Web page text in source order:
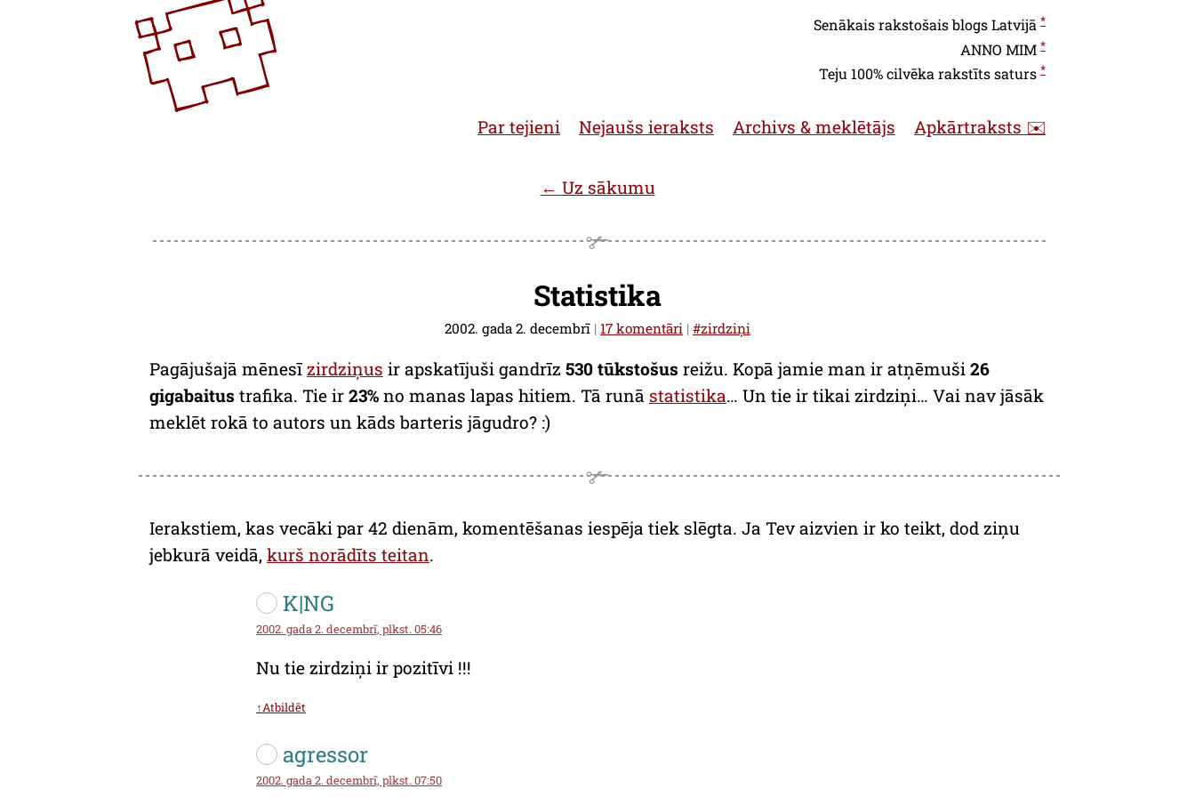
Senākais rakstošais blogs Latvijā *
ANNO MIM *
Teju 100% cilvēka rakstīts saturs *
Par tejieni Nejaušs ieraksts Archivs & meklētājs Apkārtraksts ✉️
← Uz sākumu
Statistika
2002. gada 2. decembrī | 17 komentāri | #zirdziņi
Pagājušajā mēnesīzirdziņus ir apskatījuši gandrīz 530 tūkstošus reižu. Kopā jamie man ir atņēmuši 26
gigabaitus trafika. Tie ir 23% no manas lapas hitiem. Tā runā statistika… Un tie ir tikai zirdziņi… Vai nav jāsāk
meklēt rokā to autors un kāds barteris jāgudro? :)
Ierakstiem, kas vecāki par 42 dienām, komentēšanas iespēja tiek slēgta. Ja Tev aizvien ir ko teikt, dod ziņu
jebkurā veidā, kurš norādīts teitan.
K|NG
2002. gada 2. decembrī, plkst. 05:46
Nu tie zirdziņi ir pozitīvi !!!
↑Atbildēt
agressor
2002. gada 2. decembrī, plkst. 07:50